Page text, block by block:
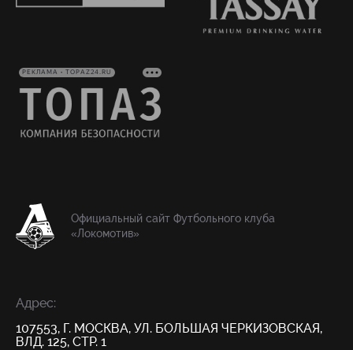
РЕКЛАМА • TOPAZ24.RU
Официальный сайт Футбольного клуба
«Локомотив»
Адрес:
107553, Г. МОСКВА, УЛ. БОЛЬШАЯ ЧЕРКИЗОВСКАЯ,
ВЛД. 125, СТР. 1